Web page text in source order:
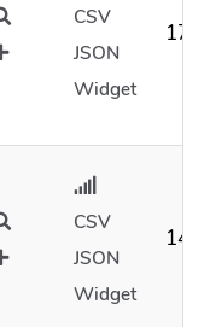
CSV
JSON
Widget
17
CSV
JSON
Widget
14